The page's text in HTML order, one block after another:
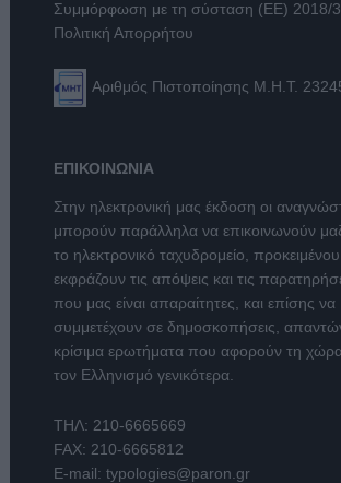
Συμμόρφωση με τη σύσταση (ΕΕ) 2018/
Πολιτική Απορρήτου
Αριθμός Πιστοποίησης Μ.Η.Τ.
ΕΠΙΚΟΙΝΩΝΙΑ
Στην ηλεκτρονική μας έκδοση οι
μπορούν παράλληλα να επικοινωνούν
το ηλεκτρονικό ταχυδρομείο,
εκφράζουν τις απόψεις και τις
που μας είναι απαραίτητες, και επίσης να
συμμετέχουν σε δημοσκοπήσεις,
κρίσιμα ερωτήματα που αφορούν τη
τον Ελληνισμό γενικότερα.
ΤΗΛ: 210-6665669
FAX: 210-6665812
E-mail: typologies@paron.gr